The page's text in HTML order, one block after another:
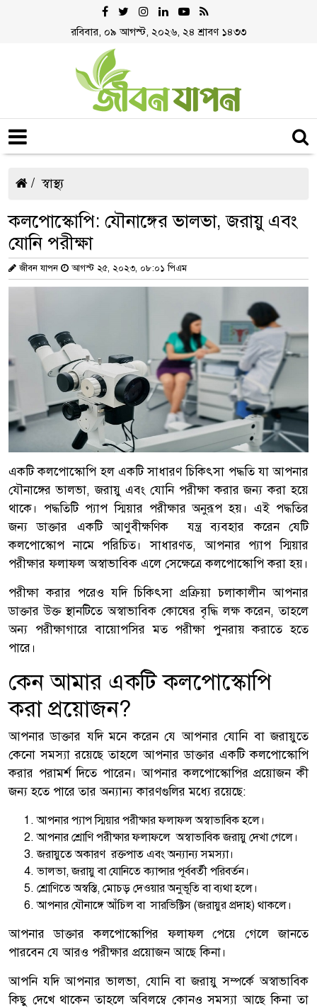
রবিবার, ০৯ আগস্ট, ২০২৬, ২৪ শ্রাবণ ১৪৩৩
স্বাস্থ্য
কলপোস্কোপি: যৌনাঙ্গের ভালভা, জরায়ু এবং
যোনি পরীক্ষা
জীবন যাপন আগস্ট ২৫, ২০২৩, ০৮:০১ পিএম
একটি কলপোস্কোপি হল একটি সাধারণ চিকিৎসা পদ্ধতি যা আপনার
যৌনাঙ্গের ভালভা, জরায়ু এবং যোনি পরীক্ষা করার জন্য করা হয়ে
থাকে। পদ্ধতিটি প্যাপ স্মিয়ার পরীক্ষার অনুরূপ হয়। এই পদ্ধতির
জন্য ডাক্তার একটি আণুবীক্ষণিক যন্ত্র ব্যবহার করেন যেটি
কলপোস্কোপ নামে পরিচিত। সাধারণত, আপনার প্যাপ স্মিয়ার
পরীক্ষার ফলাফল অস্বাভাবিক এলে সেক্ষেত্রে কলপোস্কোপি করা হয়।
পরীক্ষা করার পরেও যদি চিকিৎসা প্রক্রিয়া চলাকালীন আপনার
ডাক্তার উক্ত স্থানটিতে অস্বাভাবিক কোষের বৃদ্ধি লক্ষ করেন, তাহলে
অন্য পরীক্ষাগারে বায়োপসির মত পরীক্ষা পুনরায় করাতে হতে
পারে।
কেন আমার একটি কলপোস্কোপি
করা প্রয়োজন?
আপনার ডাক্তার যদি মনে করেন যে আপনার যোনি বা জরায়ুতে
কেনো সমস্যা রয়েছে তাহলে আপনার ডাক্তার একটি কলপোস্কোপি
করার পরামর্শ দিতে পারেন। আপনার কলপোস্কোপির প্রয়োজন কী
জন্য হতে পারে তার অন্যান্য কারণগুলির মধ্যে রয়েছে:
আপনার প্যাপ স্মিয়ার পরীক্ষার ফলাফল অস্বাভাবিক হলে।
আপনার শ্রোণি পরীক্ষার ফলাফলে অস্বাভাবিক জরায়ু দেখা গেলে।
জরায়ুতে অকারণ রক্তপাত এবং অন্যান্য সমস্যা।
ভালভা, জরায়ু বা যোনিতে ক্যান্সার পূর্ববর্তী পরিবর্তন।
শ্রোণিতে অস্বস্তি, মোচড় দেওয়ার অনুভূতি বা ব্যথা হলে।
আপনার যৌনাঙ্গে আঁচিল বা সারভিক্টিস (জরায়ুর প্রদাহ) থাকলে।
আপনার ডাক্তার কলপোস্কোপির ফলাফল পেয়ে গেলে জানতে
পারবেন যে আরও পরীক্ষার প্রয়োজন আছে কিনা।
আপনি যদি আপনার ভালভা, যোনি বা জরায়ু সম্পর্কে অস্বাভাবিক
কিছু দেখে থাকেন তাহলে অবিলম্বে কোনও সমস্যা আছে কিনা তা